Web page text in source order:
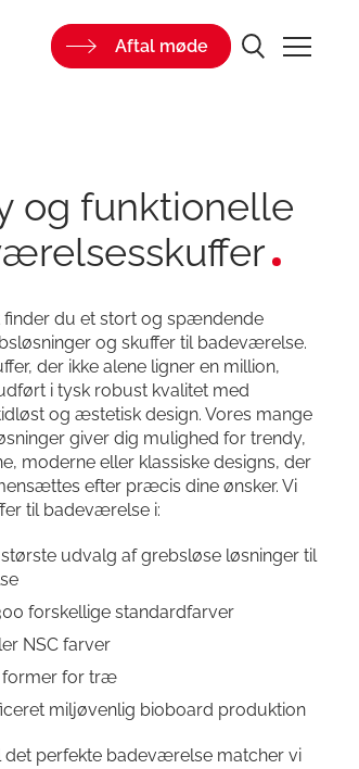
Aftal møde
og funktionelle
finder du et stort og spændende
og skuffer til badeværelse.
der ikke alene ligner en million,
i tysk robust kvalitet med
og æstetisk design. Vores mange
giver dig mulighed for trendy,
moderne eller klassiske designs, der
efter præcis dine ønsker. Vi
til badeværelse i:
udvalg af grebsløse løsninger til
forskellige standardfarver
NSC farver
former for træ
miljøvenlig bioboard produktion
det perfekte badeværelse matcher vi